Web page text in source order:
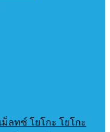
ม็ลทซ์ โยโกะ โยโกะ